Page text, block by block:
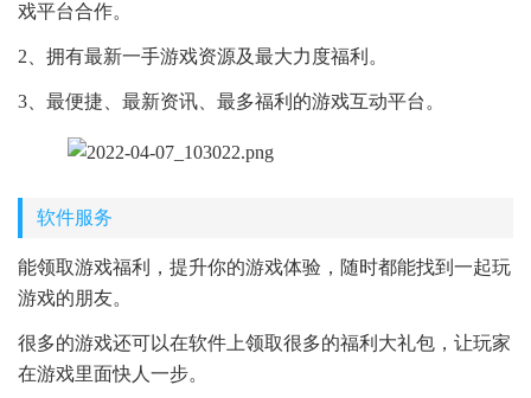
戏平台合作。
2、拥有最新一手游戏资源及最大力度福利。
3、最便捷、最新资讯、最多福利的游戏互动平台。
软件服务
能领取游戏福利，提升你的游戏体验，随时都能找到一起玩
游戏的朋友。
很多的游戏还可以在软件上领取很多的福利大礼包，让玩家
在游戏里面快人一步。